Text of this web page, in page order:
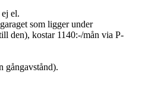
el.
som ligger under
den), kostar 1140:-/mån via P-
gångavstånd).